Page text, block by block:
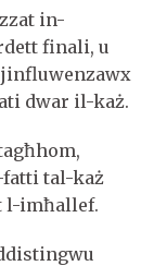
in-
finali, u
dwar il-każ.
fatti tal-każ
l-imħallef.